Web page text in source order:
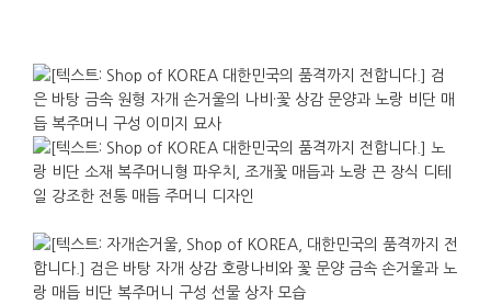
93g으로 가볍고 휴대가 편하며, 비단 주머니는 매듭과
끈 여밈으로 마감하여 전통 소품의 격식을 더합니다.
별도 포장 없이도 단정한 인상을 주어 여러 개를
준비해야 하는 자리에서도 일관된 완성도를
유지합니다.
자연스러운 이야기거리가 되며, 식품이나 향처럼
취향을 크게 타지 않습니다. 비즈니스 미팅의 기념품,